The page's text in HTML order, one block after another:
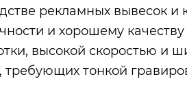
рекламных вывесок и
и хорошему
высокой скоростью и
тонкой